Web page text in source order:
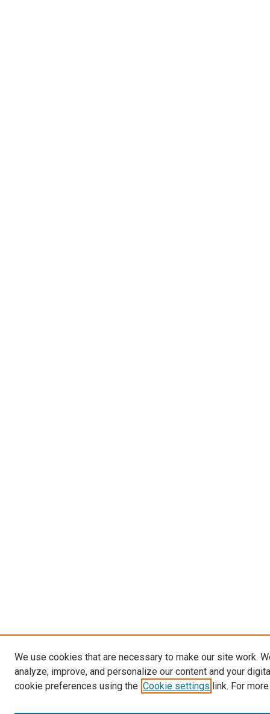
We use cookies that are necessary to make our site work.
analyze, improve, and personalize our content and your
cookie preferences using the Cookie settings link. For